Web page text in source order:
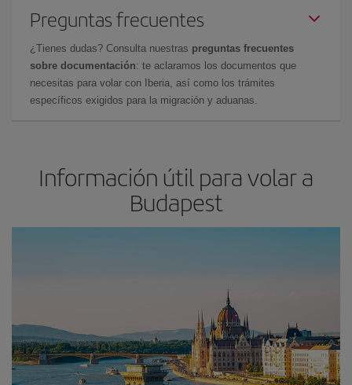
Preguntas frecuentes
¿Tienes dudas? Consulta nuestras preguntas frecuentes
sobre documentación: te aclaramos los documentos que
necesitas para volar con Iberia, así como los trámites
específicos exigidos para la migración y aduanas.
Información útil para volar a
Budapest